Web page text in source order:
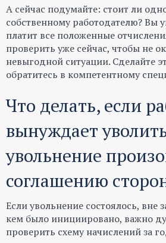
А сейчас подумайте: стоит ли
собственному работодателю? Вы
платит все положенные
проверить уже сейчас, чтобы не
невыгодной ситуации. Сделайте
обратитесь в компетентному
Что делать, если
вынуждает
увольнение
соглашению
Если увольнение состоялось, вне
кем было инициировано, важно
проверить схему начислений за